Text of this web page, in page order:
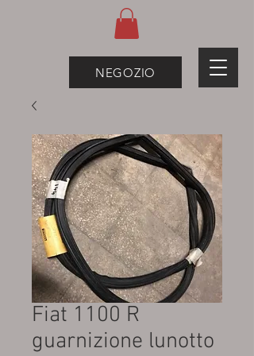
NEGOZIO
Fiat 1100 R
guarnizione lunotto